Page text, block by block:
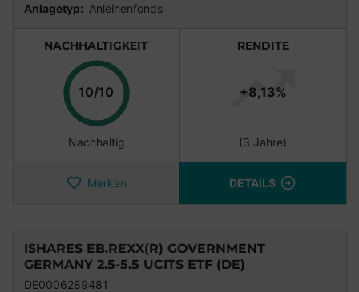
Anlagetyp: Anleihenfonds
NACHHALTIGKEIT
10/10 Punkte
Nachhaltig
RENDITE
+8,13%
(3 Jahre)
Merken DETAILS
ISHARES EB.REXX(R) GOVERNMENT
GERMANY 2.5-5.5 UCITS ETF (DE)
DE0006289481